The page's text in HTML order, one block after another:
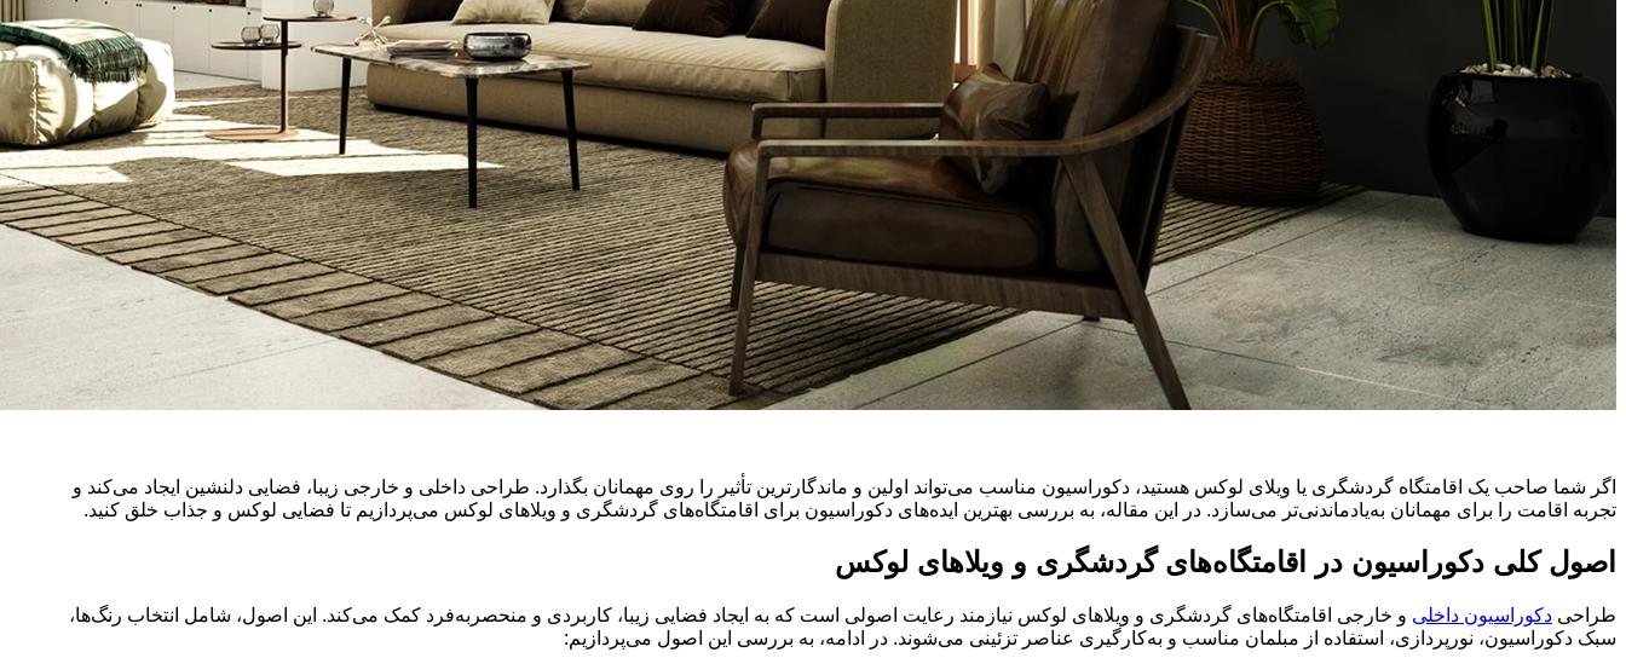
اگر شما صاحب یک اقامتگاه گردشگری یا ویلای لوکس هستید، دکوراسیون مناسب می‌تواند اولین و ماندگارترین تأثیر را روی مهمانان بگذارد. طراحی داخلی و خارجی زیبا، فضایی دلنشین ایجاد می‌کند و
تجربه اقامت را برای مهمانان به‌یادماندنی‌تر می‌سازد. در این مقاله، به بررسی بهترین ایده‌های دکوراسیون برای اقامتگاه‌های گردشگری و ویلاهای لوکس می‌پردازیم تا فضایی لوکس و جذاب خلق کنید.
اصول کلی دکوراسیون در اقامتگاه‌های گردشگری و ویلاهای لوکس
طراحی دکوراسیون داخلی و خارجی اقامتگاه‌های گردشگری و ویلاهای لوکس نیازمند رعایت اصولی است که به ایجاد فضایی زیبا، کاربردی و منحصربه‌فرد کمک می‌کند. این اصول، شامل انتخاب رنگ‌ها،
سبک دکوراسیون، نورپردازی، استفاده از مبلمان مناسب و به‌کارگیری عناصر تزئینی می‌شوند. در ادامه، به بررسی این اصول می‌پردازیم: